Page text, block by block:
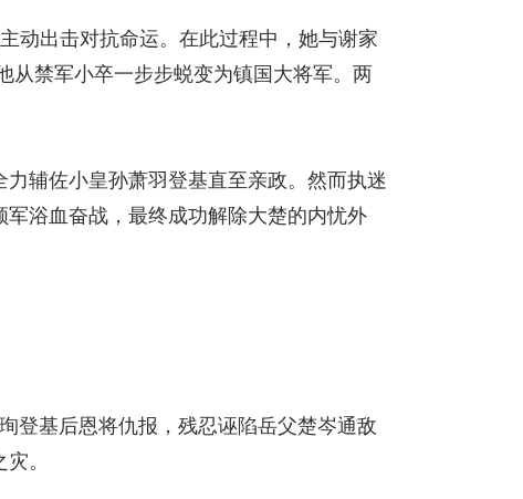
动出击对抗命运。在此过程中，她与谢家
从禁军小卒一步步蜕变为镇国大将军。两
辅佐小皇孙萧羽登基直至亲政。然而执迷
浴血奋战，最终成功解除大楚的内忧外
登基后恩将仇报，残忍诬陷岳父楚岑通敌
。